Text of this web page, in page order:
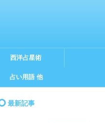
西洋占星術
占い用語 他
最新記事